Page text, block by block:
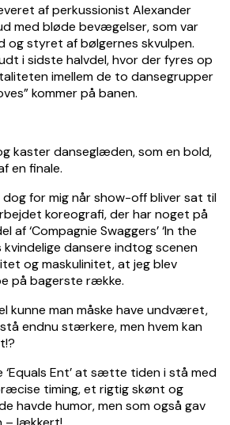
af perkussionist Alexander
med bløde bevægelser, som var
og styret af bølgernes skvulpen.
i sidste halvdel, hvor der fyres op
imellem de to dansegrupper
kommer på banen.
kaster danseglæden, som en bold,
en finale.
for mig når show-off bliver sat til
koreografi, der har noget på
af ‘Compagnie Swaggers’ ‘In the
kvindelige dansere indtog scenen
og maskulinitet, at jeg blev
på bagerste række.
kunne man måske have undværet,
endnu stærkere, men hvem kan
Ent’ at sætte tiden i stå med
timing, et rigtig skønt og
havde humor, men som også gav